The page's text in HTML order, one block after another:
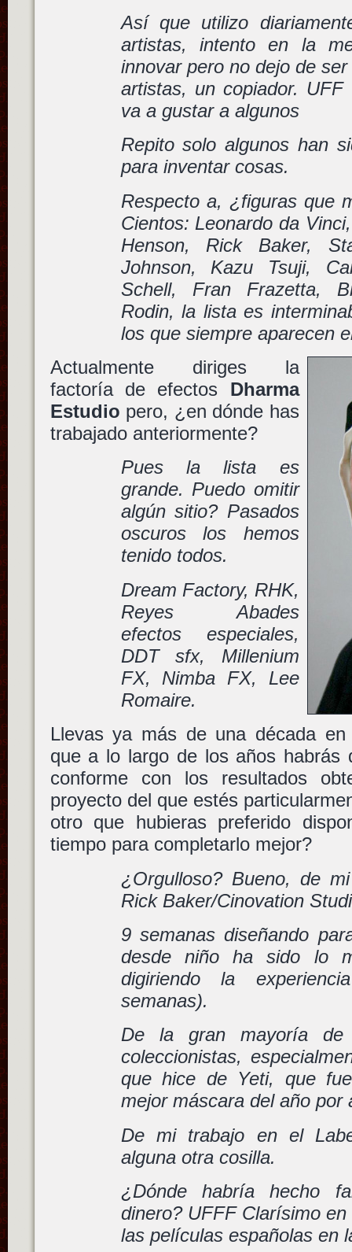
Así que utilizo
artistas, intento en la
innovar pero no dejo de
artistas, un copiador.
va a gustar a algunos
Repito solo algunos han
para inventar cosas.
Respecto a, ¿figuras que
Cientos: Leonardo da
Henson, Rick Baker,
Johnson, Kazu Tsuji,
Schell, Fran Frazetta,
Rodin, la lista es
los que siempre aparecen
Actualmente diriges la
factoría de efectos Dharma
Estudio pero, ¿en dónde has
trabajado anteriormente?
Pues la lista es
grande. Puedo omitir
algún sitio? Pasados
oscuros los hemos
tenido todos.
Dream Factory, RHK,
Reyes Abades
efectos especiales,
DDT sfx, Millenium
FX, Nimba FX, Lee
Romaire.
Llevas ya más de una década
que a lo largo de los años habrás
conforme con los resultados
proyecto del que estés
otro que hubieras preferido
tiempo para completarlo mejor?
¿Orgulloso? Bueno, de
Rick Baker/Cinovation
9 semanas diseñando
desde niño ha sido lo
digiriendo la
semanas).
De la gran mayoría de
coleccionistas,
que hice de Yeti, que
mejor máscara del año por
De mi trabajo en el
alguna otra cosilla.
¿Dónde habría hecho
dinero? UFFF Clarísimo
las películas españolas en